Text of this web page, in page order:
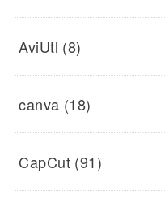
AviUtl (8)
canva (18)
CapCut (91)